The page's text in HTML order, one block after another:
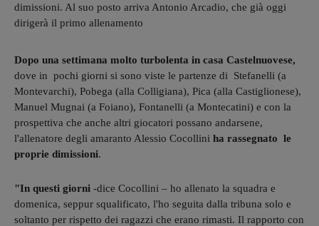
dimissioni. Al suo posto arriva Antonio Arcadio, che già oggi
dirigerà il primo allenamento
Dopo una settimana molto turbolenta in casa Castelnuovese,
dove in pochi giorni si sono viste le partenze di Stefanelli (a
Montevarchi), Pobega (alla Colligiana), Pica (alla Castiglionese),
Manuel Mugnai (a Foiano), Fontanelli (a Montecatini) e con la
prospettiva che anche altri giocatori possano andarsene,
l'allenatore degli amaranto Alessio Cocollini ha rassegnato le
proprie dimissioni.
"In questi giorni -dice Cocollini – ho allenato la squadra e
domenica, seppur squalificato, l'ho seguita dalla tribuna solo e
soltanto per rispetto dei ragazzi che erano rimasti. Il rapporto con